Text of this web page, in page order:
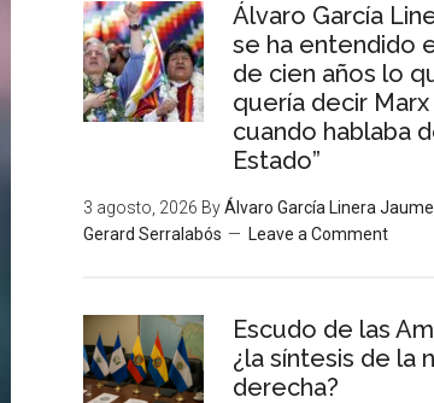
Álvaro García
se ha entendido
de cien años lo
quería decir Marx
cuando hablaba
Estado”
3 agosto, 2026 ByÁlvaro García Linera
Gerard Serralabós
Leave a Comment
Escudo de las
¿la síntesis de la
derecha?